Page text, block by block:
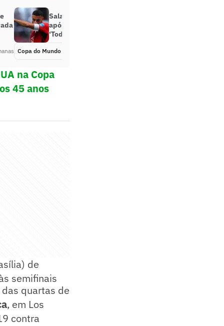
Salah evita críticas à arbitragem
após queda do Egito, mas diz:
‘Todos viram’
Copa do Mundo 2026
na Copa
45 anos
de
semifinais
quartas de
, em Los
contra